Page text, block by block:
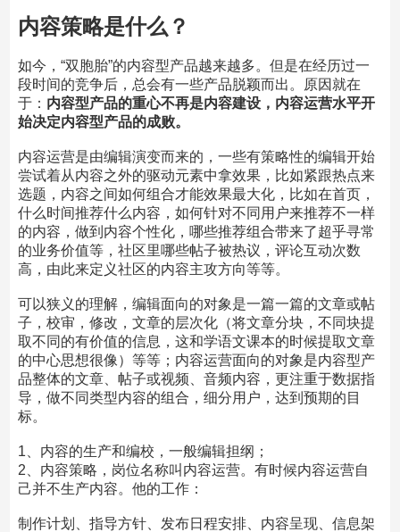
内容策略是什么？
如今，“双胞胎”的内容型产品越来越多。但是在经历过一
段时间的竞争后，总会有一些产品脱颖而出。原因就在
于： 内容型产品的重心不再是内容建设，内容运营水平开
始决定内容型产品的成败。
内容运营是由编辑演变而来的，一些有策略性的编辑开始
尝试着从内容之外的驱动元素中拿效果，比如紧跟热点来
选题，内容之间如何组合才能效果最大化，比如在首页，
什么时间推荐什么内容，如何针对不同用户来推荐不一样
的内容，做到内容个性化，哪些推荐组合带来了超乎寻常
的业务价值等，社区里哪些帖子被热议，评论互动次数
高，由此来定义社区的内容主攻方向等等。
可以狭义的理解，编辑面向的对象是一篇一篇的文章或帖
子，校审，修改，文章的层次化（将文章分块，不同块提
取不同的有价值的信息，这和学语文课本的时候提取文章
的中心思想很像）等等；内容运营面向的对象是内容型产
品整体的文章、帖子或视频、音频内容，更注重于数据指
导，做不同类型内容的组合，细分用户，达到预期的目
标。
1、内容的生产和编校，一般编辑担纲；
2、内容策略，岗位名称叫内容运营。有时候内容运营自
己并不生产内容。他的工作：
制作计划、指导方针、发布日程安排、内容呈现、信息架